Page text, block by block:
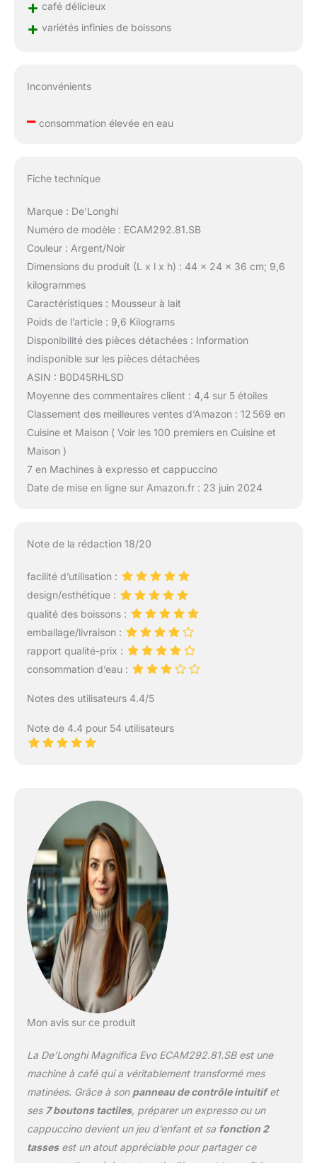
+ café délicieux
+ variétés infinies de boissons
Inconvénients
–consommation élevée en eau
Fiche technique
Marque : De’Longhi
Numéro de modèle : ECAM292.81.SB
Couleur : Argent/Noir
Dimensions du produit (L x l x h) : 44 x 24 x 36 cm; 9,6
kilogrammes
Caractéristiques : Mousseur à lait
Poids de l’article : 9,6 Kilograms
Disponibilité des pièces détachées : Information
indisponible sur les pièces détachées
ASIN : B0D45RHLSD
Moyenne des commentaires client : 4,4 sur 5 étoiles
Classement des meilleures ventes d’Amazon : 12 569 en
Cuisine et Maison ( Voir les 100 premiers en Cuisine et
Maison )
7 en Machines à expresso et cappuccino
Date de mise en ligne sur Amazon.fr : 23 juin 2024
Note de la rédaction 18/20
facilité d’utilisation :
design/esthétique :
qualité des boissons :
emballage/livraison :
rapport qualité-prix :
consommation d’eau :
Notes des utilisateurs 4.4/5
Note de 4.4 pour 54 utilisateurs
Mon avis sur ce produit
La De’Longhi Magnifica Evo ECAM292.81.SB est une
machine à café qui a véritablement transformé mes
matinées. Grâce à son panneau de contrôle intuitifet
ses 7 boutons tactiles, préparer un expresso ou un
cappuccino devient un jeu d’enfant et sa fonction 2
tassesest un atout appréciable pour partager ce